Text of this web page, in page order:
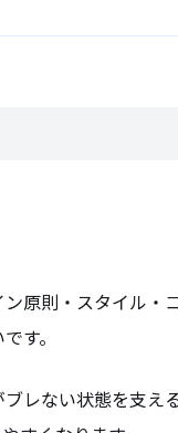
則・スタイル・
す。
レない状態を支